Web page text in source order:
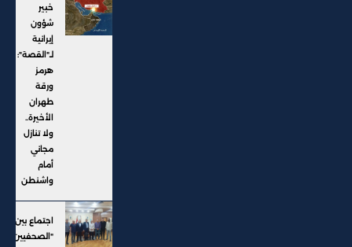
خبير
شؤون
إيرانية
لـ"القصة":
هرمز
ورقة
طهران
الأخيرة..
ولا تنازل
مجاني
أمام
واشنطن
اجتماع بين
"الصحفيين"